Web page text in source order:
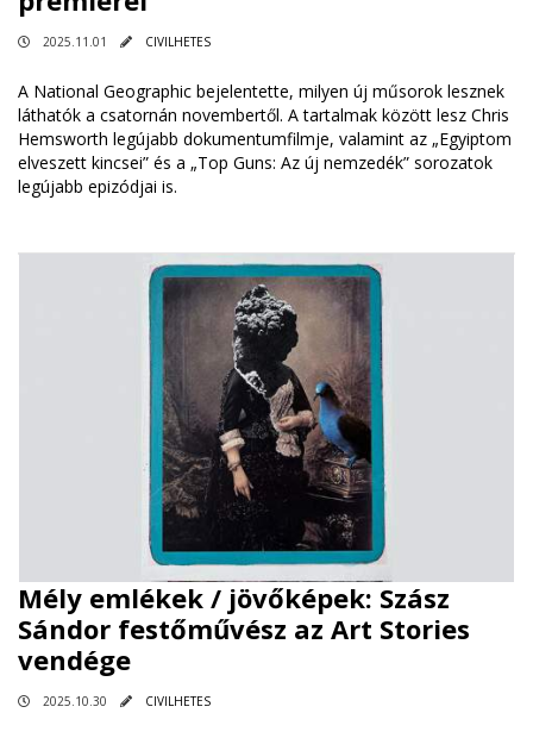
2025.11.01 CIVILHETES
A National Geographic bejelentette, milyen új műsorok lesznek
láthatók a csatornán novembertől. A tartalmak között lesz Chris
Hemsworth legújabb dokumentumfilmje, valamint az „Egyiptom
elveszett kincsei” és a „Top Guns: Az új nemzedék” sorozatok
legújabb epizódjai is.
Mély emlékek / jövőképek: Szász
Sándor festőművész az Art Stories
vendége
2025.10.30 CIVILHETES